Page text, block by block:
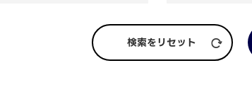
検索をリセット